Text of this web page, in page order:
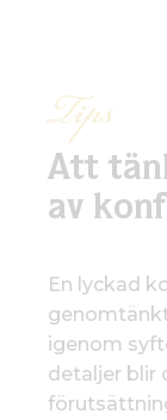
Tips
Att
av
En lyckad
igenom
detaljer blir